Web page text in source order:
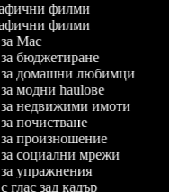
филми
филми
Mac
за бюджетиране
за домашни любимци
за модни haulове
за недвижими имоти
почистване
за произношение
за социални мрежи
за упражнения
глас зад кадър